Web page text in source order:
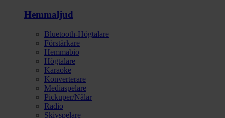
Hemmaljud
Bluetooth-Högtalare
Förstärkare
Hemmabio
Högtalare
Karaoke
Konverterare
Mediaspelare
Pickuper/Nålar
Radio
Skivspelare